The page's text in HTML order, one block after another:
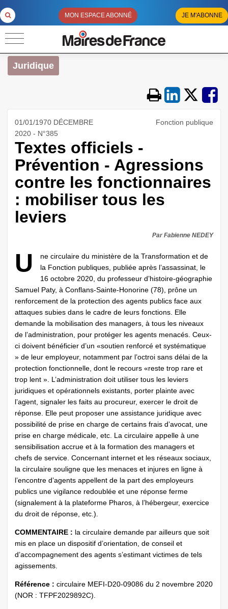
MON ESPACE ABONNÉ JE M'ABONNE
Juridique
01/01/1970 DÉCEMBRE
2020 - N°385
Fonction publique
Textes officiels -
Prévention - Agressions
contre les fonctionnaires
: mobiliser tous les
leviers
Par Fabienne NEDEY
U
ne circulaire du ministère de la Transformation et de
la Fonction publiques, publiée après l’assassinat, le
16 octobre 2020, du professeur d’histoire-géographie
Samuel Paty, à Conflans-Sainte-Honorine (78), prône un
renforcement de la protection des agents publics face aux
attaques subies dans le cadre de leurs fonctions. Elle
demande la mobilisation des managers, à tous les niveaux
de l’administration, pour protéger les agents menacés. Ceux-
ci doivent bénéficier d’un «soutien renforcé et systématique
» de leur employeur, notamment par l’octroi sans délai de la
protection fonctionnelle, dont le recours «reste trop rare et
trop lent ». L’administration doit utiliser tous les leviers
juridiques et opérationnels existants, porter plainte avec
l’agent, signaler les faits au procureur, exercer le droit de
réponse. Elle peut proposer une assistance juridique avec
possibilité de prise en charge de certains frais d’avocat, une
prise en charge médicale, etc. La circulaire appelle à une
sensibilisation accrue et à la formation des managers et
chefs de service. Concernant internet et les réseaux sociaux,
la circulaire souligne que les menaces et injures en ligne à
l’encontre d’agents appellent de la part des employeurs
publics une vigilance redoublée et une réponse ferme
(signalement à la plateforme Pharos, à l’hébergeur, exercice
du droit de réponse, etc.).
COMMENTAIRE : la circulaire demande par ailleurs que soit
mis en place un dispositif d’orientation, de conseil et
d’accompagnement des agents s’estimant victimes de tels
agissements.
Référence : circulaire MEFI-D20-09086 du 2 novembre 2020
(NOR : TFPF2029892C).